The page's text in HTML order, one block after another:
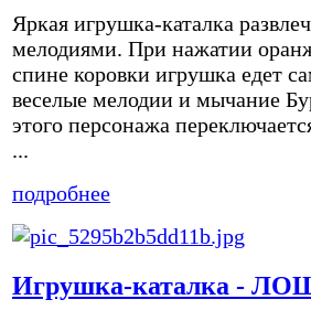
Яркая игрушка-каталка
мелодиями. При нажатии
спине коровки игрушка едет
веселые мелодии и мычание
этого персонажа
...
подробнее
Игрушка-каталка -